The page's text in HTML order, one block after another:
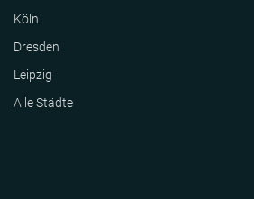
Köln
Dresden
Leipzig
Alle Städte